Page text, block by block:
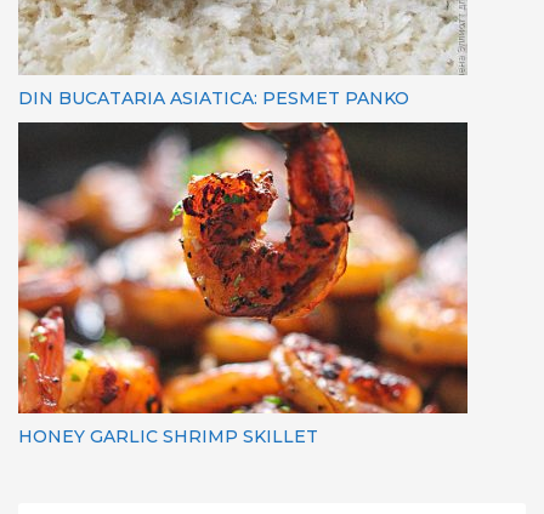
DIN BUCATARIA ASIATICA: PESMET PANKO
HONEY GARLIC SHRIMP SKILLET